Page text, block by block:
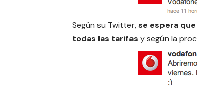
Según su Twitter,se espera
todas las tarifas y según la